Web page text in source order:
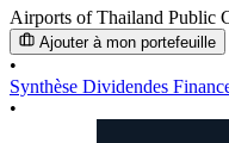
Airports of Thailand Public
Ajouter à mon portefeuille
•
Synthèse Dividendes
•